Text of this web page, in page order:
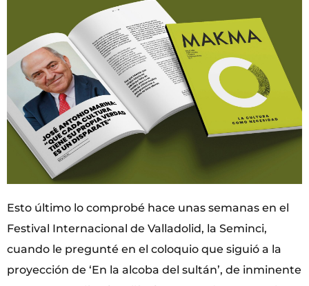
Esto último lo comprobé hace unas semanas en el
Festival Internacional de Valladolid, la Seminci,
cuando le pregunté en el coloquio que siguió a la
proyección de ‘En la alcoba del sultán’, de inminente